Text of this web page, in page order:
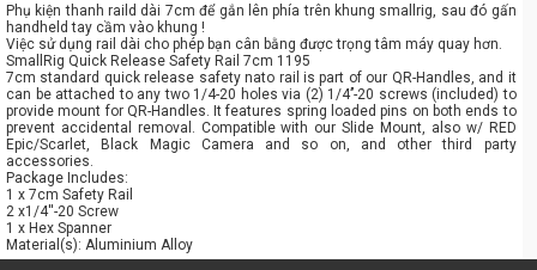
Phụ kiện thanh raild dài 7cm để gắn lên phía trên khung smallrig, sau đó gấn
handheld tay cầm vào khung !
Việc sử dụng rail dài cho phép bạn cân bằng được trọng tâm máy quay hơn.
SmallRig Quick Release Safety Rail 7cm 1195
7cm standard quick release safety nato rail is part of our QR-Handles, and it
can be attached to any two 1/4-20 holes via (2) 1/4’’-20 screws (included) to
provide mount for QR-Handles. It features spring loaded pins on both ends to
prevent accidental removal. Compatible with our Slide Mount, also w/ RED
Epic/Scarlet, Black Magic Camera and so on, and other third party
accessories.
Package Includes:
1 x 7cm Safety Rail
2 x1/4''-20 Screw
1 x Hex Spanner
Material(s): Aluminium Alloy